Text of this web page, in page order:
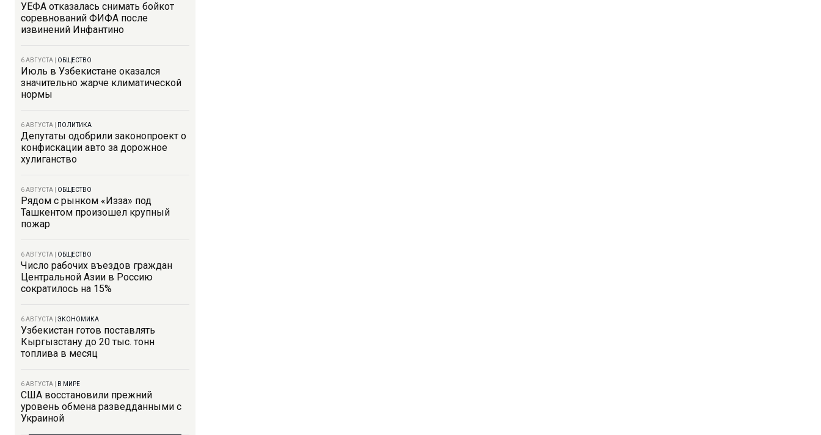
УЕФА отказалась снимать бойкот
соревнований ФИФА после
извинений Инфантино
6 АВГУСТА ОБЩЕСТВО
Июль в Узбекистане оказался
значительно жарче климатической
нормы
6 АВГУСТА ПОЛИТИКА
Депутаты одобрили законопроект о
конфискации авто за дорожное
хулиганство
6 АВГУСТА ОБЩЕСТВО
Рядом с рынком «Изза» под
Ташкентом произошел крупный
пожар
6 АВГУСТА ОБЩЕСТВО
Число рабочих въездов граждан
Центральной Азии в Россию
сократилось на 15%
6 АВГУСТА ЭКОНОМИКА
Узбекистан готов поставлять
Кыргызстану до 20 тыс. тонн
топлива в месяц
6 АВГУСТА В МИРЕ
США восстановили прежний
уровень обмена разведданными с
Украиной